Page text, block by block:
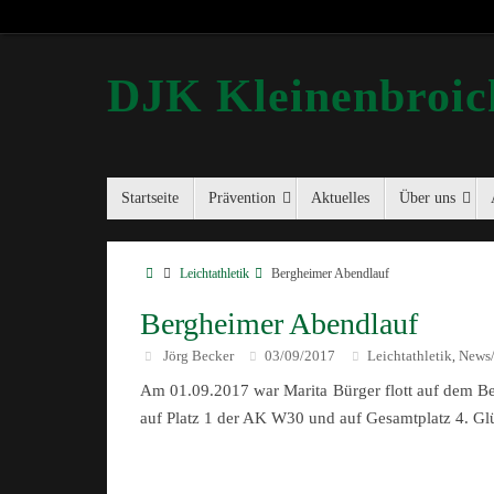
DJK
Startseite Prävention Aktuelles Über uns
Leichtathletik Bergheimer Abendlauf
Bergheimer Abendlauf
Jörg Becker 03/09/2017 Leichtathletik,
Am 01.09.2017 war Marita Bürger flott auf dem
auf Platz 1 der AK W30 und auf Gesamtplatz 4.